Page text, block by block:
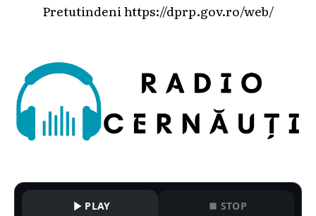
Pretutindeni https://dprp.gov.ro/web/
PLAY STOP